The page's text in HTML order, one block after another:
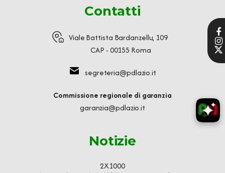
Contatti
Viale Battista Bardanzellu, 109
CAP - 00155 Roma
segreteria@pdlazio.it
Commissione regionale di garanzia
garanzia@pdlazio.it
Notizie
2X1000